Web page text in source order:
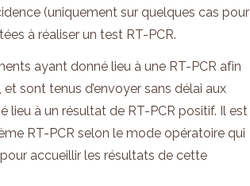
(uniquement sur quelques cas pour
à réaliser un test RT-PCR.
ayant donné lieu à une RT-PCR afin
sont tenus d’envoyer sans délai aux
à un résultat de RT-PCR positif. Il est
RT-PCR selon le mode opératoire qui
accueillir les résultats de cette